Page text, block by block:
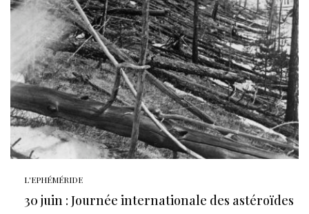
L'EPHÉMÉRIDE
30 juin : Journée internationale des astéroïdes